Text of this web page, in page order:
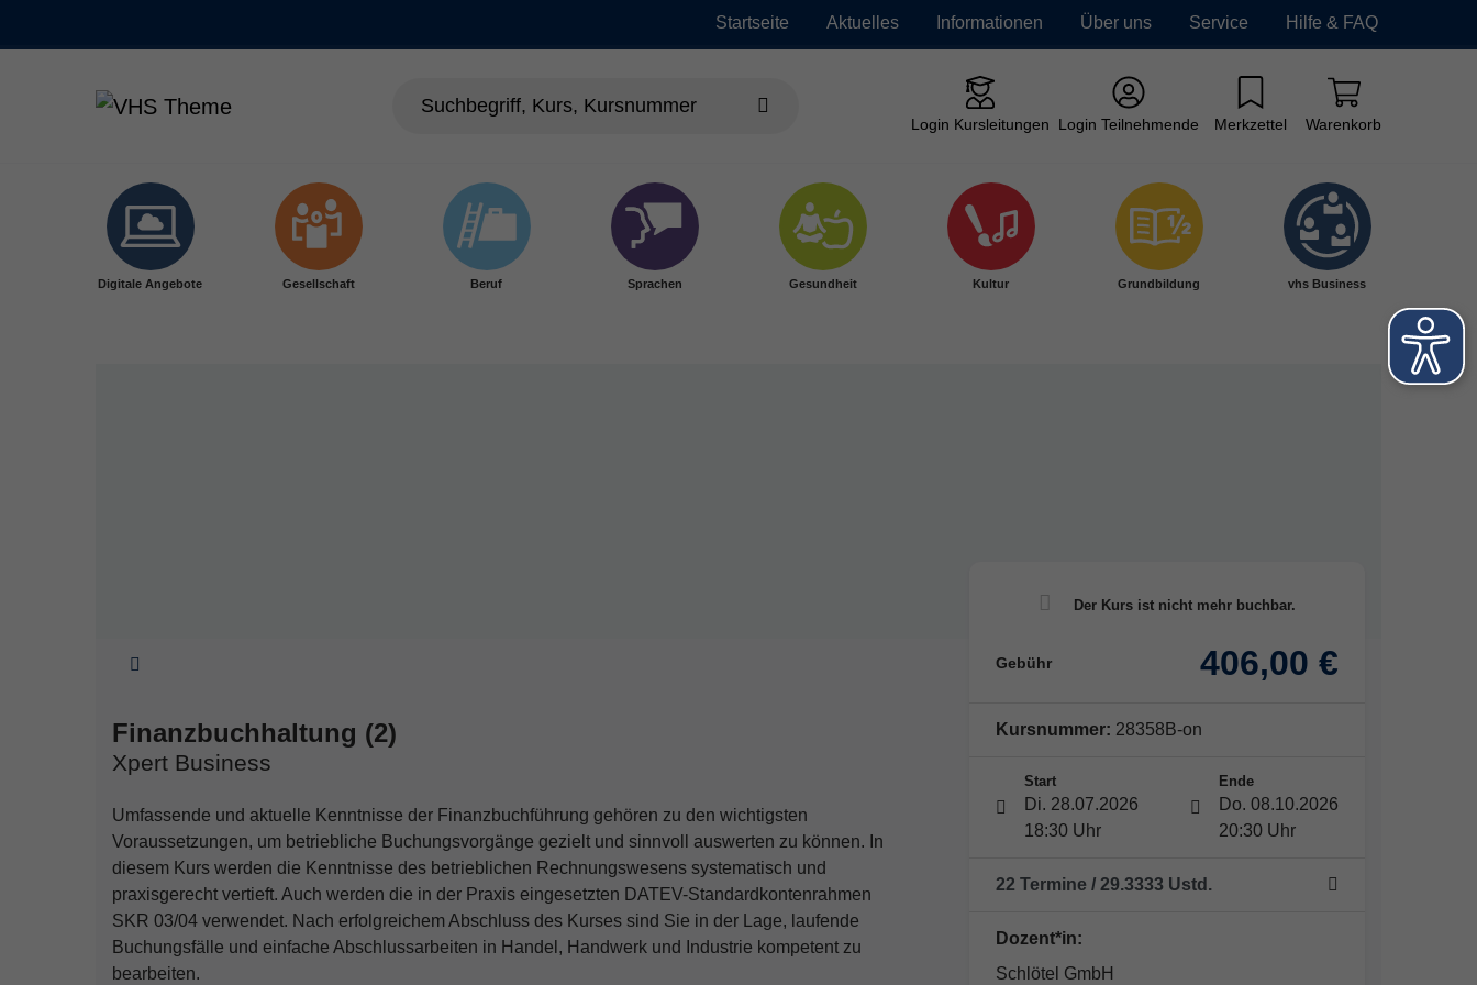
Startseite Aktuelles Informationen Über uns Service Hilfe & FAQ
Login Kursleitungen Login Teilnehmende Merkzettel Warenkorb
Digitale Angebote Gesellschaft Beruf Sprachen Gesundheit Kultur Grundbildung vhs Business
Finanzbuchhaltung (2)
Xpert Business
Umfassende und aktuelle Kenntnisse der Finanzbuchführung gehören zu den wichtigsten
Voraussetzungen, um betriebliche Buchungsvorgänge gezielt und sinnvoll auswerten zu können. In
diesem Kurs werden die Kenntnisse des betrieblichen Rechnungswesens systematisch und
praxisgerecht vertieft. Auch werden die in der Praxis eingesetzten DATEV-Standardkontenrahmen
SKR 03/04 verwendet. Nach erfolgreichem Abschluss des Kurses sind Sie in der Lage, laufende
Buchungsfälle und einfache Abschlussarbeiten in Handel, Handwerk und Industrie kompetent zu
bearbeiten.
Gebühr 406,00 €
Kursnummer: 28358B-on
Start
Di. 28.07.2026
18:30 Uhr
Ende
Do. 08.10.2026
20:30 Uhr
22 Termine / 29.3333 Ustd.
Dozent*in:
Schlötel GmbH